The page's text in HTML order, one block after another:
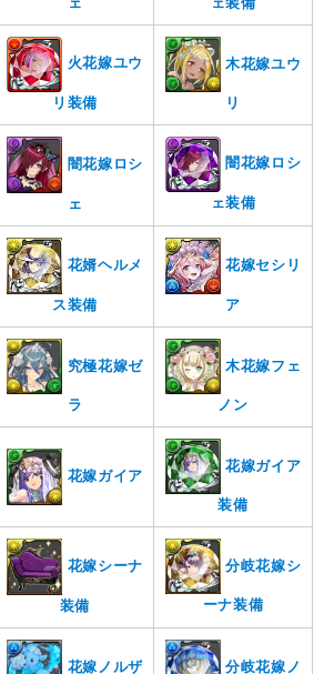
火花嫁ユウ
リ装備
木花嫁ユウ
リ
闇花嫁ロシ
ェ
闇花嫁ロシ
ェ装備
花婿ヘルメ
ス装備
花嫁セシリ
ア
究極花嫁ゼ
ラ
木花嫁フェ
ノン
花嫁ガイア
花嫁ガイア
装備
花嫁シーナ
装備
分岐花嫁シ
ーナ装備
花嫁ノルザ 分岐花嫁ノ